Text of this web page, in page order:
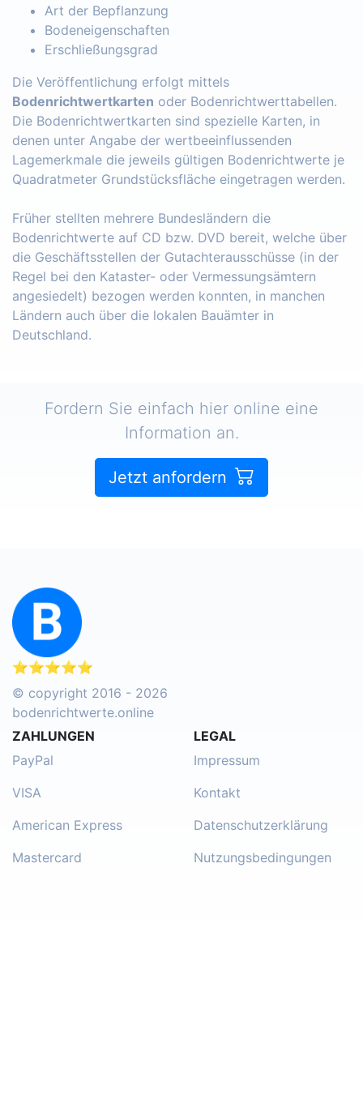
Art der Bepflanzung
Bodeneigenschaften
Erschließungsgrad
Die Veröffentlichung erfolgt mittels
Bodenrichtwertkarten oder Bodenrichtwerttabellen.
Die Bodenrichtwertkarten sind spezielle Karten, in
denen unter Angabe der wertbeeinflussenden
Lagemerkmale die jeweils gültigen Bodenrichtwerte je
Quadratmeter Grundstücksfläche eingetragen werden.
Früher stellten mehrere Bundesländern die
Bodenrichtwerte auf CD bzw. DVD bereit, welche über
die Geschäftsstellen der Gutachterausschüsse (in der
Regel bei den Kataster- oder Vermessungsämtern
angesiedelt) bezogen werden konnten, in manchen
Ländern auch über die lokalen Bauämter in
Deutschland.
Fordern Sie einfach hier online eine
Information an.
Jetzt anfordern
⭐⭐⭐⭐⭐
© copyright 2016 - 2026
bodenrichtwerte.online
ZAHLUNGEN
PayPal
VISA
American Express
Mastercard
LEGAL
Impressum
Kontakt
Datenschutzerklärung
Nutzungsbedingungen